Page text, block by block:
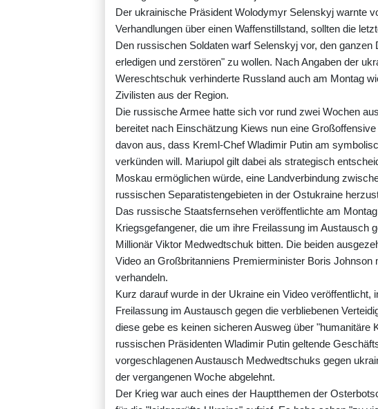
Der ukrainische Präsident Wolodymyr Selenskyj warnte
Verhandlungen über einen Waffenstillstand, sollten die
Den russischen Soldaten warf Selenskyj vor, den
erledigen und zerstören" zu wollen. Nach Angaben der
Wereschtschuk verhinderte Russland auch am Montag
Zivilisten aus der Region.
Die russische Armee hatte sich vor rund zwei Wochen
bereitet nach Einschätzung Kiews nun eine
davon aus, dass Kreml-Chef Wladimir Putin am
verkünden will. Mariupol gilt dabei als strategisch
Moskau ermöglichen würde, eine Landverbindung
russischen Separatistengebieten in der Ostukraine
Das russische Staatsfernsehen veröffentlichte am
Kriegsgefangener, die um ihre Freilassung im Austausch
Millionär Viktor Medwedtschuk bitten. Die beiden
Video an Großbritanniens Premierminister Boris Johnson
verhandeln.
Kurz darauf wurde in der Ukraine ein Video
Freilassung im Austausch gegen die verbliebenen
diese gebe es keinen sicheren Ausweg über "humanitäre
russischen Präsidenten Wladimir Putin geltende
vorgeschlagenen Austausch Medwedtschuks gegen
der vergangenen Woche abgelehnt.
Der Krieg war auch eines der Hauptthemen der